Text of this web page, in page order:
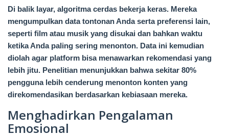
Di balik layar, algoritma cerdas bekerja keras. Mereka
mengumpulkan data tontonan Anda serta preferensi lain,
seperti film atau musik yang disukai dan bahkan waktu
ketika Anda paling sering menonton. Data ini kemudian
diolah agar platform bisa menawarkan rekomendasi yang
lebih jitu. Penelitian menunjukkan bahwa sekitar 80%
pengguna lebih cenderung menonton konten yang
direkomendasikan berdasarkan kebiasaan mereka.
Menghadirkan Pengalaman
Emosional